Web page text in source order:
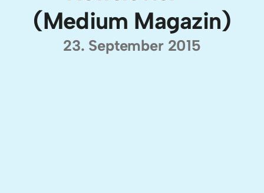
(Medium Magazin)
23. September 2015